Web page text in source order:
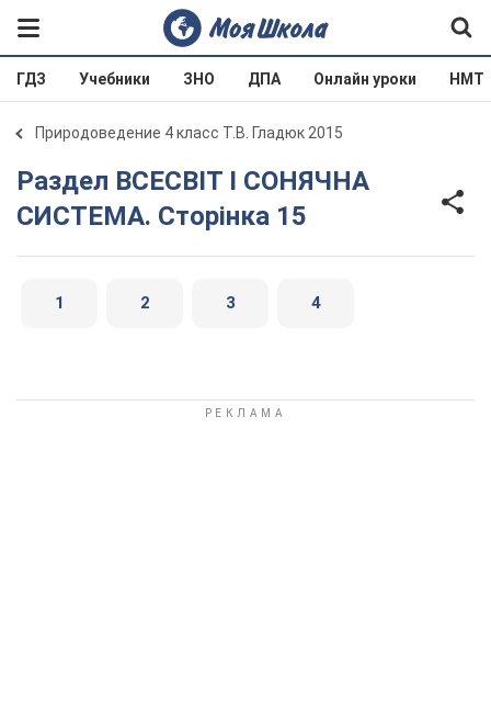
ГДЗ Учебники ЗНО ДПА Онлайн уроки НМТ
Природоведение 4 класс Т.В. Гладюк 2015
Раздел ВСЕСВІТ І СОНЯЧНА
СИСТЕМА. Сторінка 15
1 2 3 4